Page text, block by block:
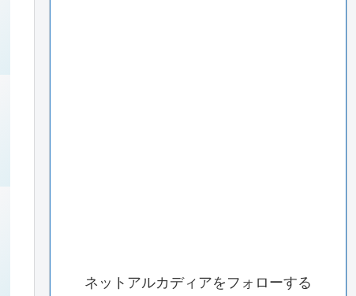
ネットアルカディアをフォローする